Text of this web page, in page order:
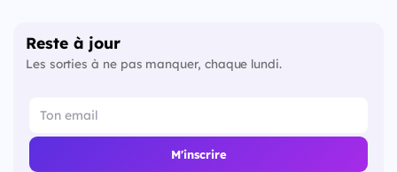
Reste à jour
Les sorties à ne pas manquer, chaque lundi.
M'inscrire